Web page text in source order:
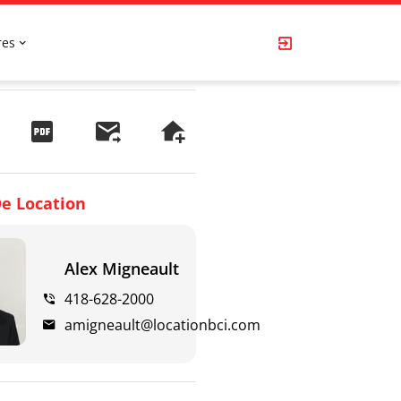
Location
Alex Migneault
418-628-2000
amigneault@locationbci.com